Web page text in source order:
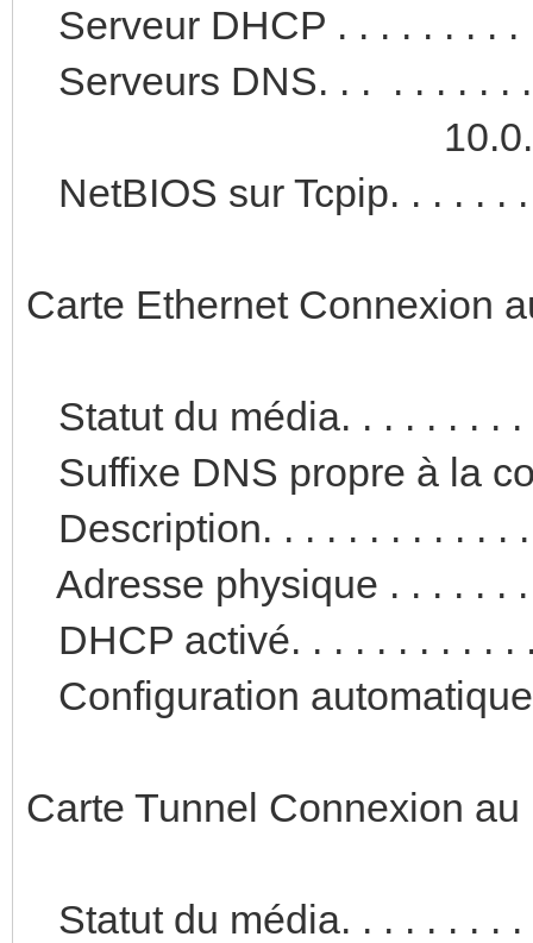
Serveur DHCP . . . . . . . . .
Serveurs DNS. . . . . . . . .
NetBIOS sur Tcpip. . . . . .
Carte Ethernet Connexion
Statut du média. . . . . . . .
Suffixe DNS propre à la
Description. . . . . . . . . . . .
Adresse physique . . . . . .
DHCP activé. . . . . . . . . . .
Configuration
Carte Tunnel Connexion
Statut du média. . . . . . . .